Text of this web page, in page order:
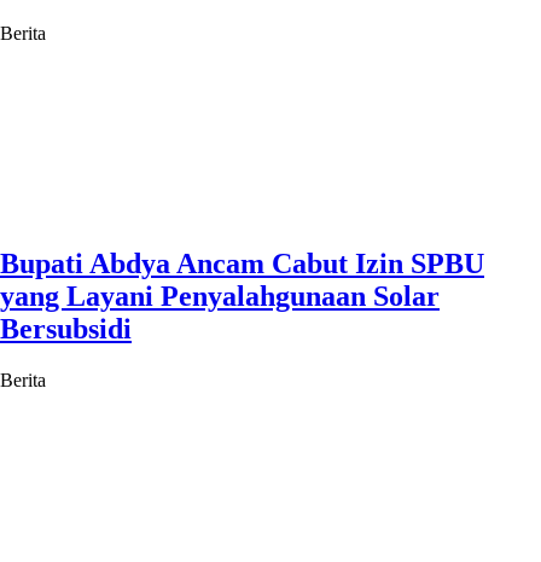
Berita
Bupati Abdya Ancam Cabut Izin SPBU
yang Layani Penyalahgunaan Solar
Bersubsidi
Berita